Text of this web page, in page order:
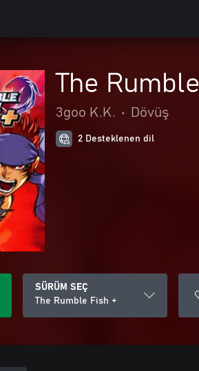
The
3goo K.K. • Dövüş
2 Desteklenen dil
SÜRÜM SEÇ
The Rumble Fish +